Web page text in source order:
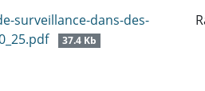
surveillance-dans-des-
37.4 Kb